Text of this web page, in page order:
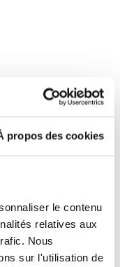
propos des cookies
le contenu
relatives aux
Nous
sur l'utilisation de